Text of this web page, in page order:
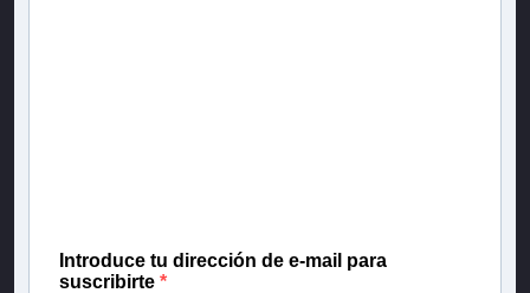
Introduce tu dirección de e-mail para
suscribirte